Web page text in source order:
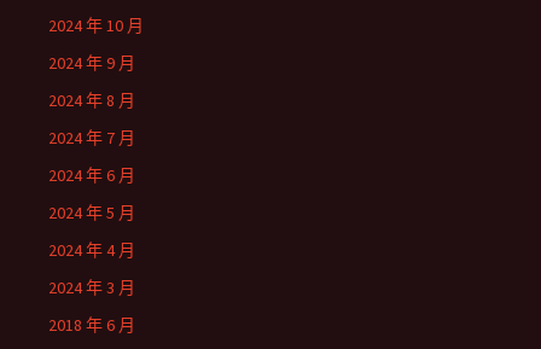
2024 年 10 月
2024 年 9 月
2024 年 8 月
2024 年 7 月
2024 年 6 月
2024 年 5 月
2024 年 4 月
2024 年 3 月
2018 年 6 月